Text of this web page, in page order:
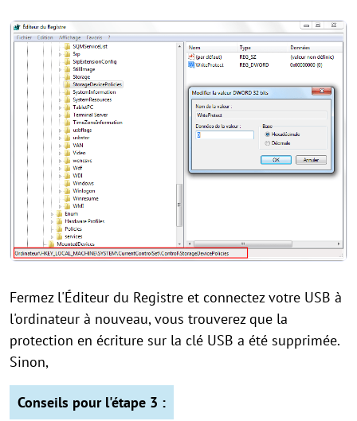
Fermez l'Éditeur du Registre et connectez votre USB à
l'ordinateur à nouveau, vous trouverez que la
protection en écriture sur la clé USB a été supprimée.
Sinon,
Conseils pour l'étape 3 :